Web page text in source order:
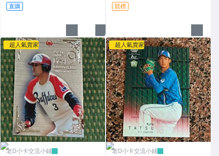
直購 競標
超人氣賣家
老D小卡交流小鋪
超人氣賣家
老D小卡交流小鋪